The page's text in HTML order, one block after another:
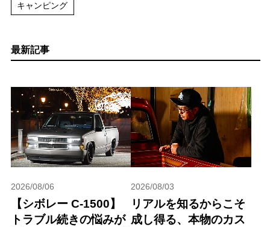
キャンピング
最新記事
2026/08/06
【シボレー C-1500】
トラブル続きの悩みが
2026/08/03
リアルを知るからこそ
成し得る、本物のカス